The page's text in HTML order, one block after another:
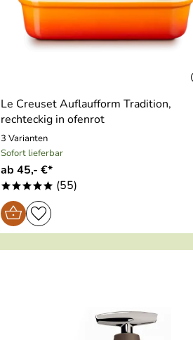
Le Creuset Auflaufform Tradition,
rechteckig in ofenrot
3 Varianten
Sofort lieferbar
ab 45,- €*
***** (55)